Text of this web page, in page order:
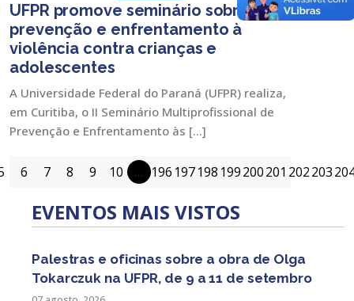
UFPR promove seminário sobre
prevenção e enfrentamento à
violência contra crianças e
adolescentes
A Universidade Federal do Paraná (UFPR) realiza,
em Curitiba, o II Seminário Multiprofissional de
Prevenção e Enfrentamento às […]
6 7 8 9 10 … 196 197198 199200201 202203
EVENTOS MAIS VISTOS
Palestras e oficinas sobre a obra de Olga
Tokarczuk na UFPR, de 9 a 11 de setembro